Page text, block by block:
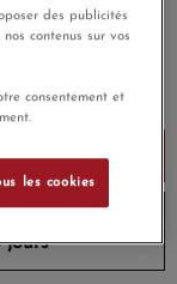
jours
des publicités
contenus sur vos
consentement et
les cookies